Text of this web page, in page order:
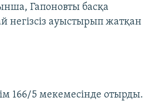
Гапоновты басқа
негізсіз ауыстырып жатқан
166/5 мекемесінде отырды.